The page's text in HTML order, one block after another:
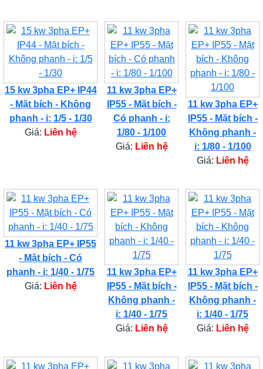
15 kw 3pha EP+ IP44
- Mặt bích - Không
phanh - i: 1/5 - 1/30
Giá: Liên hệ
11 kw 3pha EP+
IP55 - Mặt bích -
Có phanh - i:
1/80 - 1/100
Giá: Liên hệ
11 kw 3pha EP+
IP55 - Mặt bích -
Không phanh -
i: 1/80 - 1/100
Giá: Liên hệ
11 kw 3pha EP+ IP55
- Mặt bích - Có
phanh - i: 1/40 - 1/75
Giá: Liên hệ
11 kw 3pha EP+
IP55 - Mặt bích -
Không phanh -
i: 1/40 - 1/75
Giá: Liên hệ
11 kw 3pha EP+
IP55 - Mặt bích -
Không phanh -
i: 1/40 - 1/75
Giá: Liên hệ